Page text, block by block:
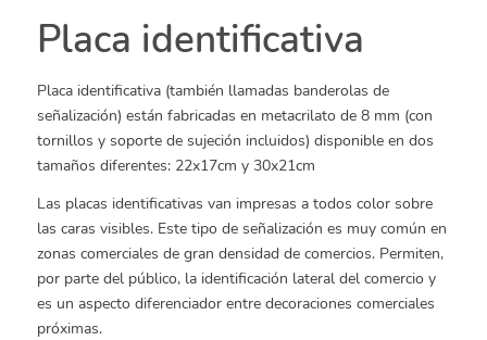
Placa identificativa
Placa identificativa (también llamadas banderolas de
señalización) están fabricadas en metacrilato de 8 mm (con
tornillos y soporte de sujeción incluidos) disponible en dos
tamaños diferentes: 22x17cm y 30x21cm
Las placas identificativas van impresas a todos color sobre
las caras visibles. Este tipo de señalización es muy común en
zonas comerciales de gran densidad de comercios. Permiten,
por parte del público, la identificación lateral del comercio y
es un aspecto diferenciador entre decoraciones comerciales
próximas.